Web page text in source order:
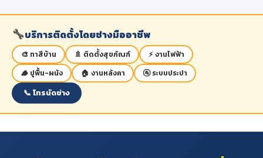
อีกต่อไป ด้วยเทคโนโลยีสะท้อน
ความร้อนที่มีส่วนผสมพิเศษ 2
ชนิด - สาร SRP หรือ Solar
Reflective Pigment ที่สะท้อน
ความร้อนได้มากกว่า 95% - ผงเซ
รามิก หรือ Insulating
Microsphere Ceramic ที่ใช้
เคลือบกระสวยอวกาศ ทำหน้าที่
เป็นฉนวนดูดซับและป้องกันความ
🔧บริการติดตั้งโดยช่างมืออาชีพ
🎨 ทาสีบ้าน 🚿 ติดตั้งสุขภัณฑ์
⚡ งานไฟฟ้า
🪵 ปูพื้น-ผนัง
🏠 งานหลังคา 🚰 ระบบประปา
📞 โทรนัดช่าง